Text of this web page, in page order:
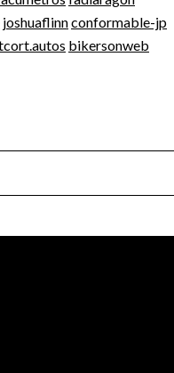
joshuaflinnconformable-jp
bikersonweb